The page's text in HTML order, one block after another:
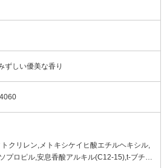
ずしい優美な香り
クリレン,メトキシケイヒ酸エチルヘキシル,
プロピル,安息香酸アルキル(C12-15),t-ブチル